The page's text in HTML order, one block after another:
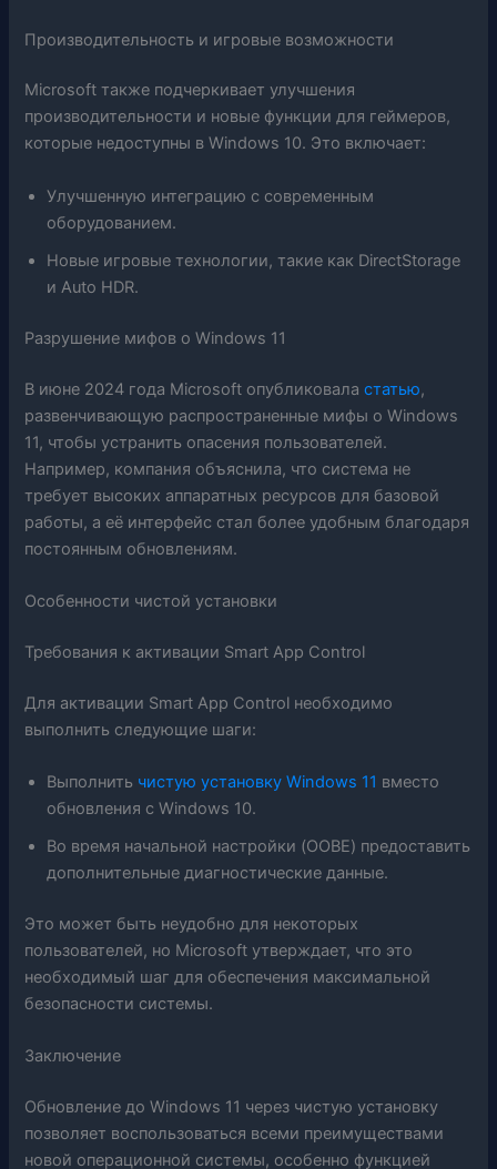
Производительность и игровые возможности
Microsoft также подчеркивает улучшения
производительности и новые функции для геймеров,
которые недоступны в Windows 10. Это включает:
Улучшенную интеграцию с современным
оборудованием.
Новые игровые технологии, такие как DirectStorage
и Auto HDR.
Разрушение мифов о Windows 11
В июне 2024 года Microsoft опубликоваластатью,
развенчивающую распространенные мифы о Windows
11, чтобы устранить опасения пользователей.
Например, компания объяснила, что система не
требует высоких аппаратных ресурсов для базовой
работы, а её интерфейс стал более удобным благодаря
постоянным обновлениям.
Особенности чистой установки
Требования к активации Smart App Control
Для активации Smart App Control необходимо
выполнить следующие шаги:
Выполнить чистую установку Windows 11 вместо
обновления с Windows 10.
Во время начальной настройки (OOBE) предоставить
дополнительные диагностические данные.
Это может быть неудобно для некоторых
пользователей, но Microsoft утверждает, что это
необходимый шаг для обеспечения максимальной
безопасности системы.
Заключение
Обновление до Windows 11 через чистую установку
позволяет воспользоваться всеми преимуществами
новой операционной системы, особенно функцией